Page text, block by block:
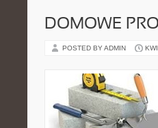
DOMOWE
POSTED BY ADMIN